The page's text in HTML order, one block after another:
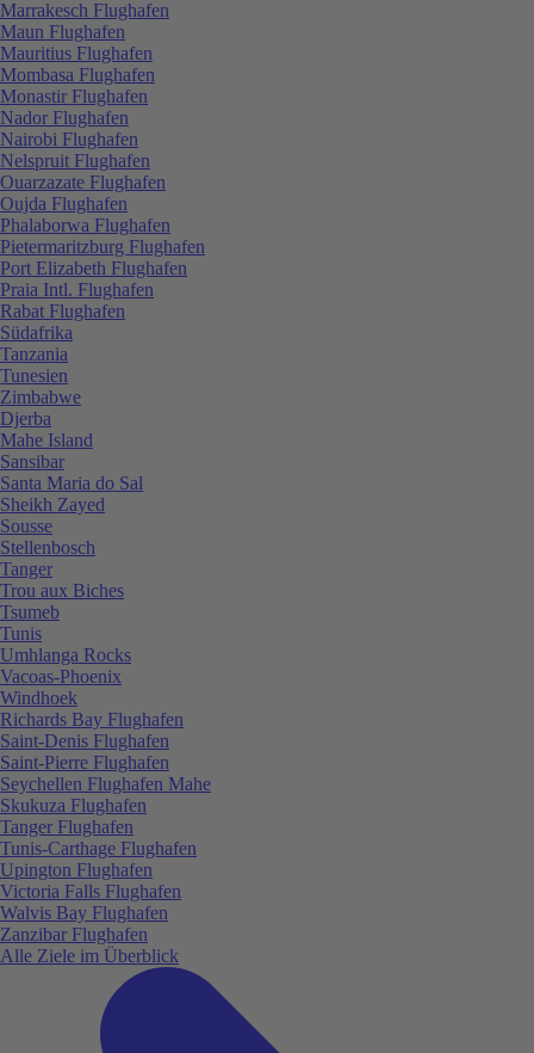
Marrakesch Flughafen
Maun Flughafen
Mauritius Flughafen
Mombasa Flughafen
Monastir Flughafen
Nador Flughafen
Nairobi Flughafen
Nelspruit Flughafen
Ouarzazate Flughafen
Oujda Flughafen
Phalaborwa Flughafen
Pietermaritzburg Flughafen
Port Elizabeth Flughafen
Praia Intl. Flughafen
Rabat Flughafen
Südafrika
Tanzania
Tunesien
Zimbabwe
Djerba
Mahe Island
Sansibar
Santa Maria do Sal
Sheikh Zayed
Sousse
Stellenbosch
Tanger
Trou aux Biches
Tsumeb
Tunis
Umhlanga Rocks
Vacoas-Phoenix
Windhoek
Richards Bay Flughafen
Saint-Denis Flughafen
Saint-Pierre Flughafen
Seychellen Flughafen Mahe
Skukuza Flughafen
Tanger Flughafen
Tunis-Carthage Flughafen
Upington Flughafen
Victoria Falls Flughafen
Walvis Bay Flughafen
Zanzibar Flughafen
Alle Ziele im Überblick